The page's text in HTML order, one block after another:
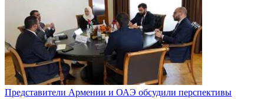
Представители Армении и ОАЭ обсудили перспективы